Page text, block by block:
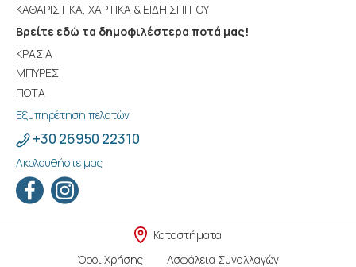
ΚΑΘΑΡΙΣΤΙΚΑ, ΧΑΡΤΙΚΑ & ΕΙΔΗ ΣΠΙΤΙΟΥ
Βρείτε εδώ τα δημοφιλέστερα ποτά μας!
ΚΡΑΣΙΑ
ΜΠΥΡΕΣ
ΠΟΤΑ
Εξυπηρέτηση πελατών
+30 26950 22310
Ακολουθήστε μας
Καταστήματα
Όροι Χρήσης
Ασφάλεια Συναλλαγών